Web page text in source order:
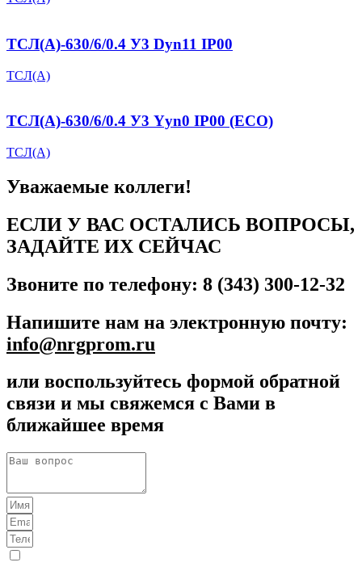
ТСЛ(А)-630/6/0.4 У3 Dyn11 IP00
ТСЛ(А)
ТСЛ(А)-630/6/0.4 У3 Yyn0 IP00 (ECO)
ТСЛ(А)
Уважаемые коллеги!
ЕСЛИ У ВАС ОСТАЛИСЬ ВОПРОСЫ,
ЗАДАЙТЕ ИХ СЕЙЧАС
Звоните по телефону: 8 (343) 300-12-32
Напишите нам на электронную почту:
info@nrgprom.ru
или воспользуйтесь формой обратной
связи и мы свяжемся с Вами в
ближайшее время